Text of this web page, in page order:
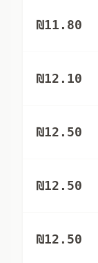
₪11.80
₪12.10
₪12.50
₪12.50
₪12.50